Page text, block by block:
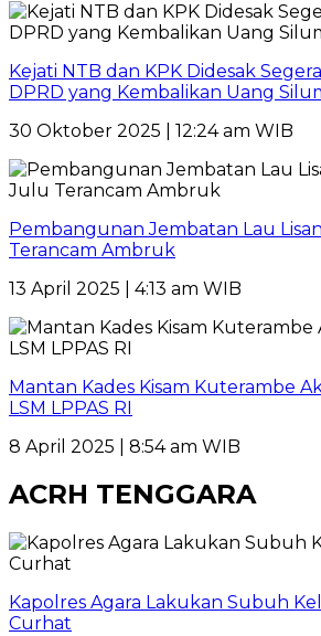
Kejati NTB dan KPK Didesak
DPRD yang Kembalikan Uang
30 Oktober 2025 | 12:24 am WIB
Pembangunan Jembatan Lau
Terancam Ambruk
13 April 2025 | 4:13 am WIB
Mantan Kades Kisam Kuterambe
LSM LPPAS RI
8 April 2025 | 8:54 am WIB
ACRH TENGGARA
Kapolres Agara Lakukan Subuh
Curhat